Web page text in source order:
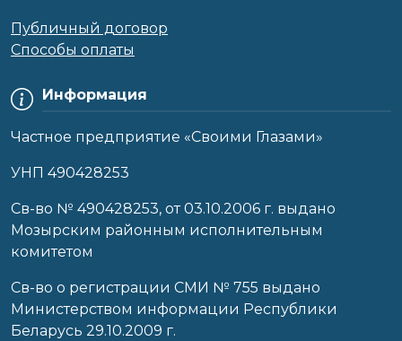
Информация
Частное предприятие «Своими Глазами»
УНП 490428253
Cв-во № 490428253, от 03.10.2006 г. выдано
Мозырским районным исполнительным
комитетом
Св-во о регистрации СМИ № 755 выдано
Министерством информации Республики
Беларусь 29.10.2009 г.
Публичный договор
Способы оплаты